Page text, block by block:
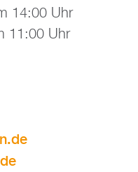
14:00 Uhr
11:00 Uhr